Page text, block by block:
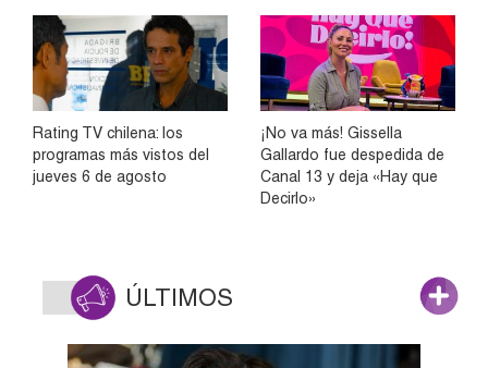
Rating TV chilena: los
programas más vistos del
jueves 6 de agosto
¡No va más! Gissella
Gallardo fue despedida de
Canal 13 y deja «Hay que
Decirlo»
ÚLTIMOS